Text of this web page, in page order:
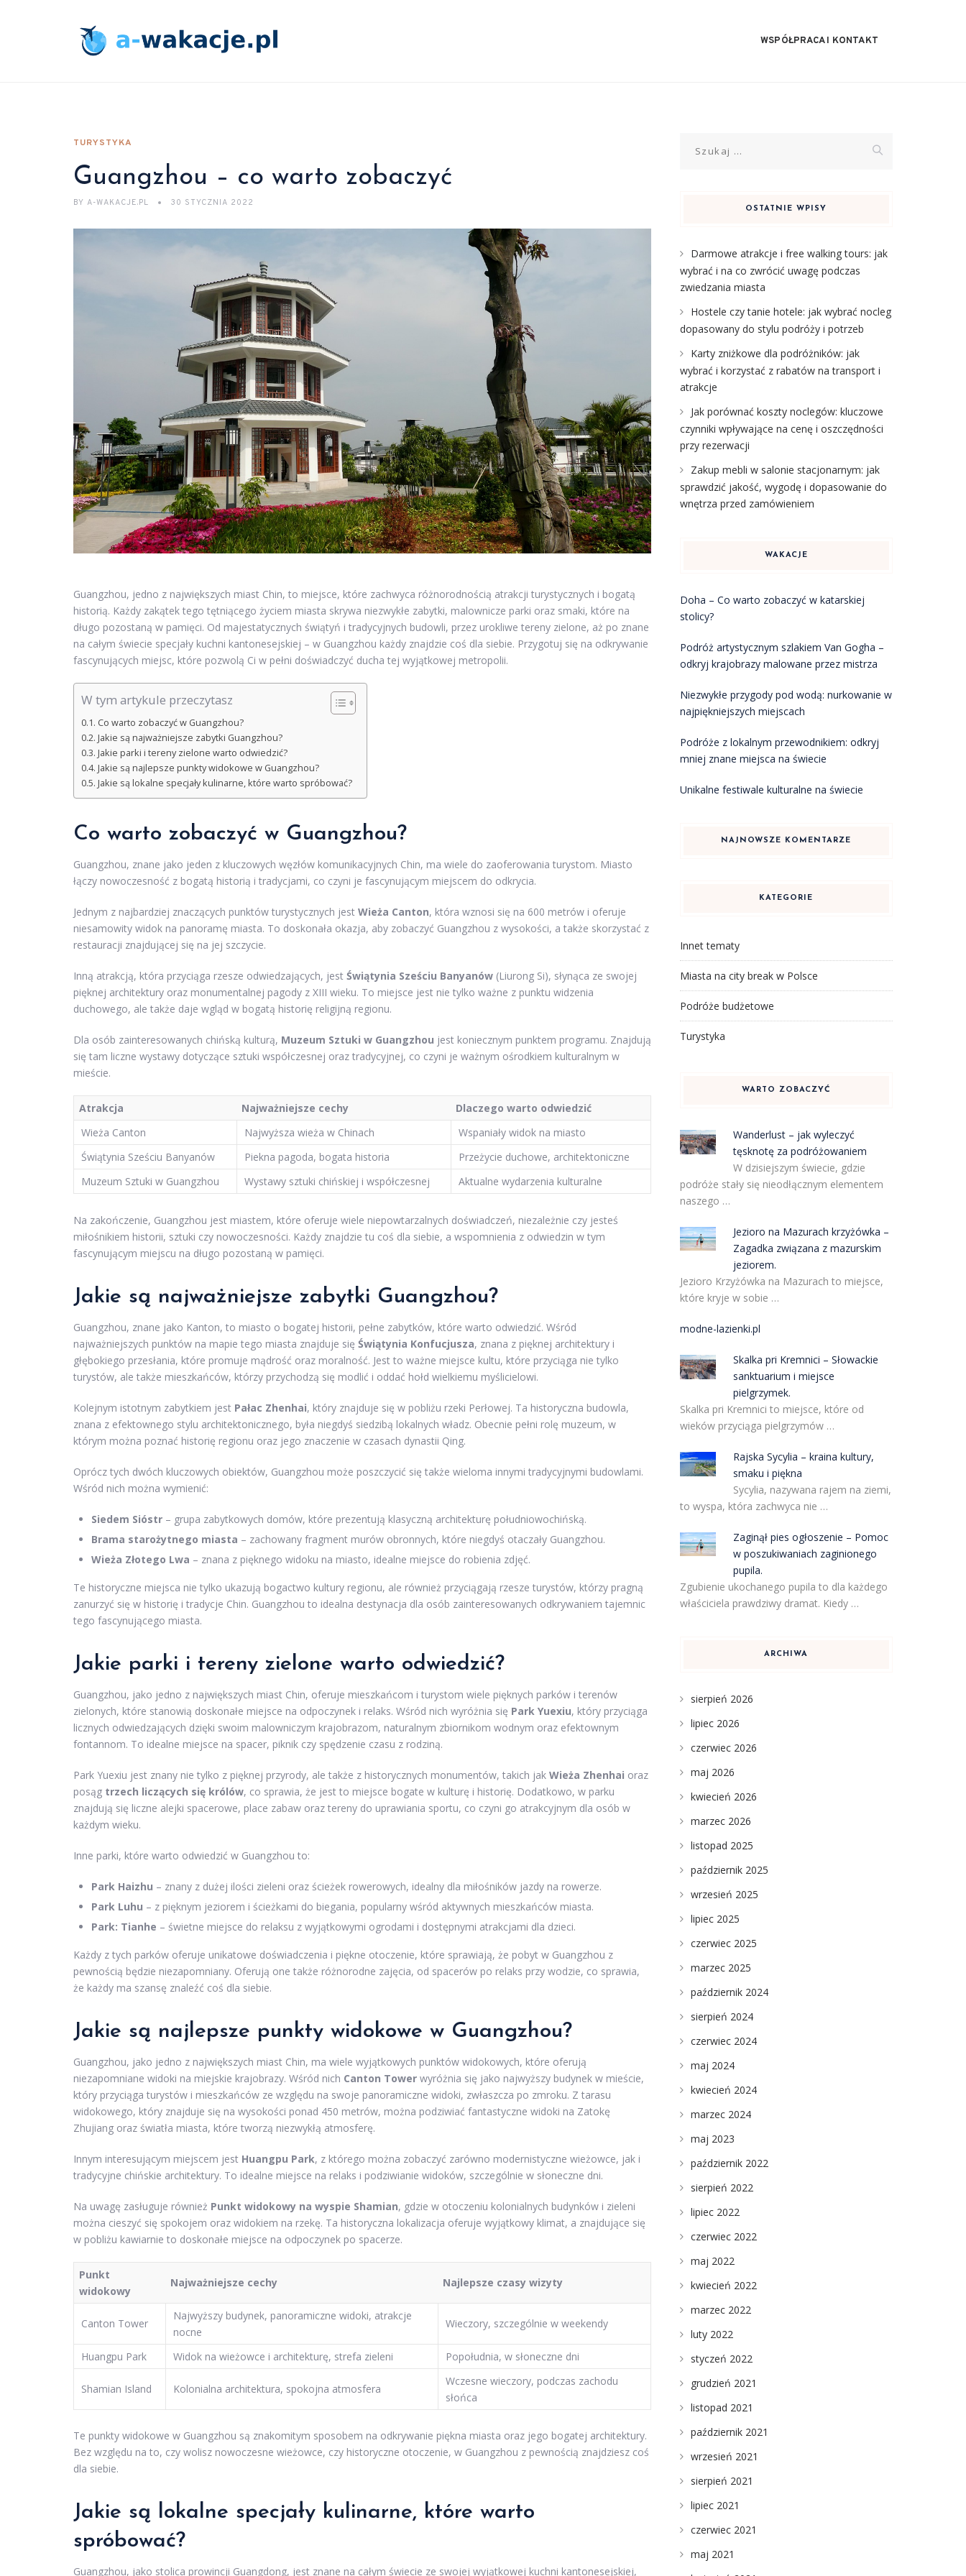
WSPÓŁPRACA I KONTAKT
TURYSTYKA
Guangzhou – co warto zobaczyć
BY A-WAKACJE.PL 30 STYCZNIA 2022
Guangzhou, jedno z największych miast Chin, to miejsce, które zachwyca różnorodnością atrakcji turystycznych i bogatą
historią. Każdy zakątek tego tętniącego życiem miasta skrywa niezwykłe zabytki, malownicze parki oraz smaki, które na
długo pozostaną w pamięci. Od majestatycznych świątyń i tradycyjnych budowli, przez urokliwe tereny zielone, aż po znane
na całym świecie specjały kuchni kantonesejskiej – w Guangzhou każdy znajdzie coś dla siebie. Przygotuj się na odkrywanie
fascynujących miejsc, które pozwolą Ci w pełni doświadczyć ducha tej wyjątkowej metropolii.
W tym artykule przeczytasz
Co warto zobaczyć w Guangzhou?
Jakie są najważniejsze zabytki Guangzhou?
Jakie parki i tereny zielone warto odwiedzić?
Jakie są najlepsze punkty widokowe w Guangzhou?
Jakie są lokalne specjały kulinarne, które warto spróbować?
Co warto zobaczyć w Guangzhou?
Guangzhou, znane jako jeden z kluczowych węzłów komunikacyjnych Chin, ma wiele do zaoferowania turystom. Miasto
łączy nowoczesność z bogatą historią i tradycjami, co czyni je fascynującym miejscem do odkrycia.
Jednym z najbardziej znaczących punktów turystycznych jest Wieża Canton, która wznosi się na 600 metrów i oferuje
niesamowity widok na panoramę miasta. To doskonała okazja, aby zobaczyć Guangzhou z wysokości, a także skorzystać z
restauracji znajdującej się na jej szczycie.
Inną atrakcją, która przyciąga rzesze odwiedzających, jest Świątynia Sześciu Banyanów (Liurong Si), słynąca ze swojej
pięknej architektury oraz monumentalnej pagody z XIII wieku. To miejsce jest nie tylko ważne z punktu widzenia
duchowego, ale także daje wgląd w bogatą historię religijną regionu.
Dla osób zainteresowanych chińską kulturą, Muzeum Sztuki w Guangzhou jest koniecznym punktem programu. Znajdują
się tam liczne wystawy dotyczące sztuki współczesnej oraz tradycyjnej, co czyni je ważnym ośrodkiem kulturalnym w
mieście.
Atrakcja Najważniejsze cechy
Dlaczego warto odwiedzić
Wieża Canton
Najwyższa wieża w Chinach
Wspaniały widok na miasto
Świątynia Sześciu Banyanów
Piekna pagoda, bogata historia
Przeżycie duchowe, architektoniczne
Muzeum Sztuki w Guangzhou
Wystawy sztuki chińskiej i współczesnej Aktualne wydarzenia kulturalne
Na zakończenie, Guangzhou jest miastem, które oferuje wiele niepowtarzalnych doświadczeń, niezależnie czy jesteś
miłośnikiem historii, sztuki czy nowoczesności. Każdy znajdzie tu coś dla siebie, a wspomnienia z odwiedzin w tym
fascynującym miejscu na długo pozostaną w pamięci.
Jakie są najważniejsze zabytki Guangzhou?
Guangzhou, znane jako Kanton, to miasto o bogatej historii, pełne zabytków, które warto odwiedzić. Wśród
najważniejszych punktów na mapie tego miasta znajduje się Świątynia Konfucjusza, znana z pięknej architektury i
głębokiego przesłania, które promuje mądrość oraz moralność. Jest to ważne miejsce kultu, które przyciąga nie tylko
turystów, ale także mieszkańców, którzy przychodzą się modlić i oddać hołd wielkiemu myślicielowi.
Kolejnym istotnym zabytkiem jest Pałac Zhenhai, który znajduje się w pobliżu rzeki Perłowej. Ta historyczna budowla,
znana z efektownego stylu architektonicznego, była niegdyś siedzibą lokalnych władz. Obecnie pełni rolę muzeum, w
którym można poznać historię regionu oraz jego znaczenie w czasach dynastii Qing.
Oprócz tych dwóch kluczowych obiektów, Guangzhou może poszczycić się także wieloma innymi tradycyjnymi budowlami.
Wśród nich można wymienić:
Siedem Sióstr – grupa zabytkowych domów, które prezentują klasyczną architekturę południowochińską.
Brama starożytnego miasta – zachowany fragment murów obronnych, które niegdyś otaczały Guangzhou.
Wieża Złotego Lwa – znana z pięknego widoku na miasto, idealne miejsce do robienia zdjęć.
Te historyczne miejsca nie tylko ukazują bogactwo kultury regionu, ale również przyciągają rzesze turystów, którzy pragną
zanurzyć się w historię i tradycje Chin. Guangzhou to idealna destynacja dla osób zainteresowanych odkrywaniem tajemnic
tego fascynującego miasta.
Jakie parki i tereny zielone warto odwiedzić?
Guangzhou, jako jedno z największych miast Chin, oferuje mieszkańcom i turystom wiele pięknych parków i terenów
zielonych, które stanowią doskonałe miejsce na odpoczynek i relaks. Wśród nich wyróżnia się Park Yuexiu, który przyciąga
licznych odwiedzających dzięki swoim malowniczym krajobrazom, naturalnym zbiornikom wodnym oraz efektownym
fontannom. To idealne miejsce na spacer, piknik czy spędzenie czasu z rodziną.
Park Yuexiu jest znany nie tylko z pięknej przyrody, ale także z historycznych monumentów, takich jak Wieża Zhenhai oraz
posąg trzech liczących się królów, co sprawia, że jest to miejsce bogate w kulturę i historię. Dodatkowo, w parku
znajdują się liczne alejki spacerowe, place zabaw oraz tereny do uprawiania sportu, co czyni go atrakcyjnym dla osób w
każdym wieku.
Inne parki, które warto odwiedzić w Guangzhou to:
Park Haizhu – znany z dużej ilości zieleni oraz ścieżek rowerowych, idealny dla miłośników jazdy na rowerze.
Park Luhu – z pięknym jeziorem i ścieżkami do biegania, popularny wśród aktywnych mieszkańców miasta.
Park: Tianhe – świetne miejsce do relaksu z wyjątkowymi ogrodami i dostępnymi atrakcjami dla dzieci.
Każdy z tych parków oferuje unikatowe doświadczenia i piękne otoczenie, które sprawiają, że pobyt w Guangzhou z
pewnością będzie niezapomniany. Oferują one także różnorodne zajęcia, od spacerów po relaks przy wodzie, co sprawia,
że każdy ma szansę znaleźć coś dla siebie.
Jakie są najlepsze punkty widokowe w Guangzhou?
Guangzhou, jako jedno z największych miast Chin, ma wiele wyjątkowych punktów widokowych, które oferują
niezapomniane widoki na miejskie krajobrazy. Wśród nich Canton Tower wyróżnia się jako najwyższy budynek w mieście,
który przyciąga turystów i mieszkańców ze względu na swoje panoramiczne widoki, zwłaszcza po zmroku. Z tarasu
widokowego, który znajduje się na wysokości ponad 450 metrów, można podziwiać fantastyczne widoki na Zatokę
Zhujiang oraz światła miasta, które tworzą niezwykłą atmosferę.
Innym interesującym miejscem jest Huangpu Park, z którego można zobaczyć zarówno modernistyczne wieżowce, jak i
tradycyjne chińskie architektury. To idealne miejsce na relaks i podziwianie widoków, szczególnie w słoneczne dni.
Na uwagę zasługuje również Punkt widokowy na wyspie Shamian, gdzie w otoczeniu kolonialnych budynków i zieleni
można cieszyć się spokojem oraz widokiem na rzekę. Ta historyczna lokalizacja oferuje wyjątkowy klimat, a znajdujące się
w pobliżu kawiarnie to doskonałe miejsce na odpoczynek po spacerze.
Punkt
widokowy
Najważniejsze cechy Najlepsze czasy wizyty
Canton Tower
Najwyższy budynek, panoramiczne widoki, atrakcje
nocne
Wieczory, szczególnie w weekendy
Huangpu Park Widok na wieżowce i architekturę, strefa zieleni Popołudnia, w słoneczne dni
Shamian Island Kolonialna architektura, spokojna atmosfera
Wczesne wieczory, podczas zachodu
słońca
Te punkty widokowe w Guangzhou są znakomitym sposobem na odkrywanie piękna miasta oraz jego bogatej architektury.
Bez względu na to, czy wolisz nowoczesne wieżowce, czy historyczne otoczenie, w Guangzhou z pewnością znajdziesz coś
dla siebie.
Jakie są lokalne specjały kulinarne, które warto
spróbować?
Guangzhou, jako stolica prowincji Guangdong, jest znane na całym świecie ze swojej wyjątkowej kuchni kantonesejskiej,
OSTATNIE WPISY
Darmowe atrakcje i free walking tours: jak
wybrać i na co zwrócić uwagę podczas
zwiedzania miasta
Hostele czy tanie hotele: jak wybrać nocleg
dopasowany do stylu podróży i potrzeb
Karty zniżkowe dla podróżników: jak
wybrać i korzystać z rabatów na transport i
atrakcje
Jak porównać koszty noclegów: kluczowe
czynniki wpływające na cenę i oszczędności
przy rezerwacji
Zakup mebli w salonie stacjonarnym: jak
sprawdzić jakość, wygodę i dopasowanie do
wnętrza przed zamówieniem
WAKACJE
Doha – Co warto zobaczyć w katarskiej
stolicy?
Podróż artystycznym szlakiem Van Gogha –
odkryj krajobrazy malowane przez mistrza
Niezwykłe przygody pod wodą: nurkowanie w
najpiękniejszych miejscach
Podróże z lokalnym przewodnikiem: odkryj
mniej znane miejsca na świecie
Unikalne festiwale kulturalne na świecie
NAJNOWSZE KOMENTARZE
KATEGORIE
Innet tematy
Miasta na city break w Polsce
Podróże budżetowe
Turystyka
WARTO ZOBACZYĆ
Wanderlust – jak wyleczyć
tęsknotę za podróżowaniem
W dzisiejszym świecie, gdzie
podróże stały się nieodłącznym elementem
naszego …
Jezioro na Mazurach krzyżówka –
Zagadka związana z mazurskim
jeziorem.
Jezioro Krzyżówka na Mazurach to miejsce,
które kryje w sobie …
modne-lazienki.pl
Skalka pri Kremnici – Słowackie
sanktuarium i miejsce
pielgrzymek.
Skalka pri Kremnici to miejsce, które od
wieków przyciąga pielgrzymów …
Rajska Sycylia – kraina kultury,
smaku i piękna
Sycylia, nazywana rajem na ziemi,
to wyspa, która zachwyca nie …
Zaginął pies ogłoszenie – Pomoc
w poszukiwaniach zaginionego
pupila.
Zgubienie ukochanego pupila to dla każdego
właściciela prawdziwy dramat. Kiedy …
ARCHIWA
sierpień 2026
lipiec 2026
czerwiec 2026
maj 2026
kwiecień 2026
marzec 2026
listopad 2025
październik 2025
wrzesień 2025
lipiec 2025
czerwiec 2025
marzec 2025
październik 2024
sierpień 2024
czerwiec 2024
maj 2024
kwiecień 2024
marzec 2024
maj 2023
październik 2022
sierpień 2022
lipiec 2022
czerwiec 2022
maj 2022
kwiecień 2022
marzec 2022
luty 2022
styczeń 2022
grudzień 2021
listopad 2021
październik 2021
wrzesień 2021
sierpień 2021
lipiec 2021
czerwiec 2021
maj 2021